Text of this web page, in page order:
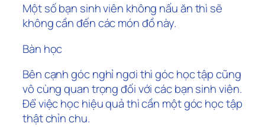
Một số bạn sinh viên không nấu ăn thì sẽ
không cần đến các món đồ này.
Bàn học
Bên cạnh góc nghỉ ngơi thì góc học tập cũng
vô cùng quan trọng đối với các bạn sinh viên.
Để việc học hiệu quả thì cần một góc học tập
thật chỉn chu.